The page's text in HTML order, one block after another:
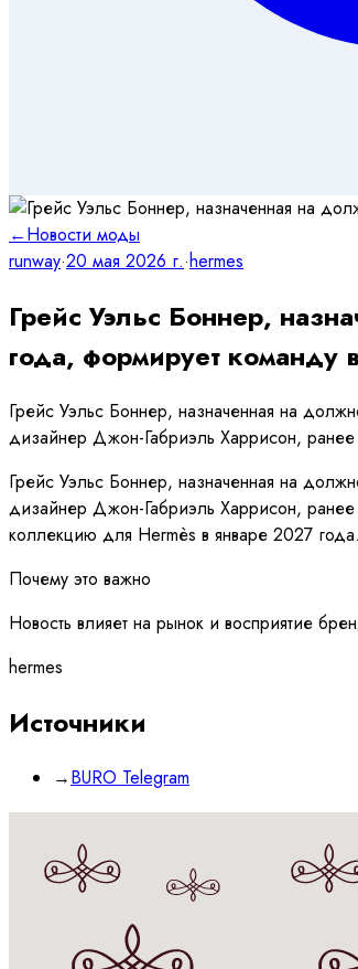
←Новости моды
runway·20 мая 2026 г.·hermes
Грейс Уэльс Боннер,
года, формирует команду
Грейс Уэльс Боннер, назначенная на
дизайнер Джон-Габриэль Харрисон, ранее
Грейс Уэльс Боннер, назначенная на
дизайнер Джон-Габриэль Харрисон,
коллекцию для Hermès в январе 2027
Почему это важно
Новость влияет на рынок и восприятие
hermes
Источники
→BURO Telegram